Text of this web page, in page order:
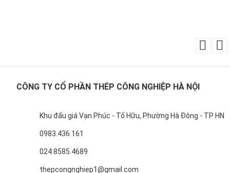
CÔNG TY CỔ PHẦN THÉP CÔNG NGHIỆP HÀ NỘI
Khu đấu giá Vạn Phúc - Tố Hữu, Phường Hà Đông - TP HN
0983.436.161
024.8585.4689
thepcongnghiep1@gmail.com